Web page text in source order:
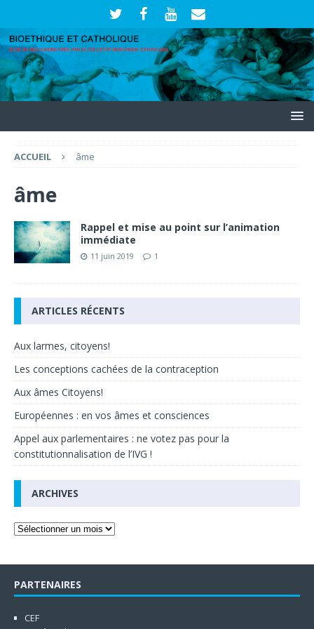
ACCUEIL âme
âme
Rappel et mise au point sur l’animation
immédiate
11 juin 2019 1
ARTICLES RÉCENTS
Aux larmes, citoyens!
Les conceptions cachées de la contraception
Aux âmes Citoyens!
Européennes : en vos âmes et consciences
Appel aux parlementaires : ne votez pas pour la
constitutionnalisation de l’IVG !
ARCHIVES
PARTENAIRES
CEF